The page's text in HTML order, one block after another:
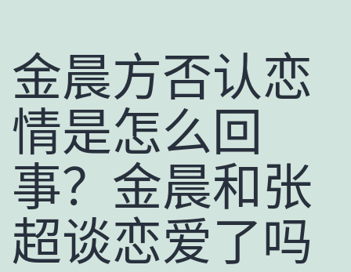
金晨方否认恋
情是怎么回
事？金晨和张
超谈恋爱了吗